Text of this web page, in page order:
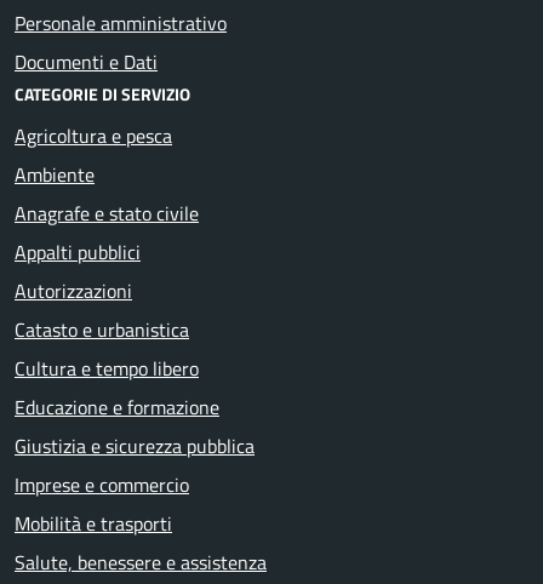
Personale amministrativo
Documenti e Dati
CATEGORIE DI SERVIZIO
Agricoltura e pesca
Ambiente
Anagrafe e stato civile
Appalti pubblici
Autorizzazioni
Catasto e urbanistica
Cultura e tempo libero
Educazione e formazione
Giustizia e sicurezza pubblica
Imprese e commercio
Mobilità e trasporti
Salute, benessere e assistenza